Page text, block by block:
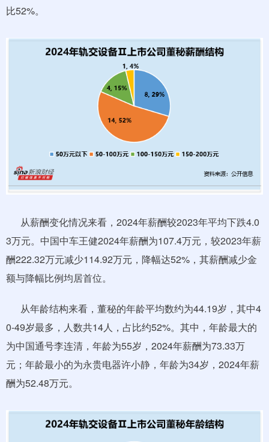
比52%。
从薪酬变化情况来看，2024年薪酬较2023年平均下跌4.0
3万元。中国中车王健2024年薪酬为107.4万元，较2023年薪
酬222.32万元减少114.92万元，降幅达52%，其薪酬减少金
额与降幅比例均居首位。
从年龄结构来看，董秘的年龄平均数约为44.19岁，其中4
0-49岁最多，人数共14人，占比约52%。其中，年龄最大的
为中国通号李连清，年龄为55岁，2024年薪酬为73.33万
元；年龄最小的为永贵电器许小静，年龄为34岁，2024年薪
酬为52.48万元。